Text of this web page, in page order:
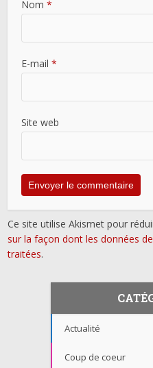
Nom*
E-mail*
Site web
Ce site utilise Akismet pour
sur la façon dont les données
traitées.
Actualité
Coup de coeur